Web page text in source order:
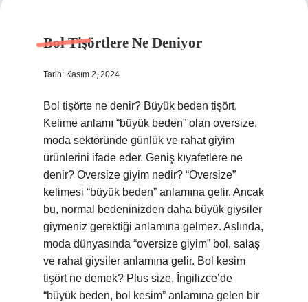
Bol Tişörtlere Ne Deniyor
Tarih: Kasım 2, 2024
Bol tişörte ne denir? Büyük beden tişört.
Kelime anlamı “büyük beden” olan oversize,
moda sektöründe günlük ve rahat giyim
ürünlerini ifade eder. Geniş kıyafetlere ne
denir? Oversize giyim nedir? “Oversize”
kelimesi “büyük beden” anlamına gelir. Ancak
bu, normal bedeninizden daha büyük giysiler
giymeniz gerektiği anlamına gelmez. Aslında,
moda dünyasında “oversize giyim” bol, salaş
ve rahat giysiler anlamına gelir. Bol kesim
tişört ne demek? Plus size, İngilizce’de
“büyük beden, bol kesim” anlamına gelen bir